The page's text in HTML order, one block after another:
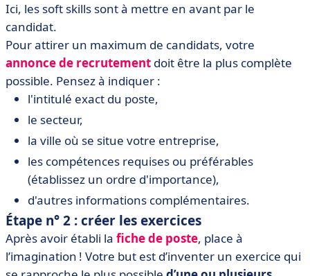
Ici, les soft skills sont à mettre en avant par le
candidat.
Pour attirer un maximum de candidats, votre
annonce de recrutement doit être la plus complète
possible. Pensez à indiquer :
l'intitulé exact du poste,
le secteur,
la ville où se situe votre entreprise,
les compétences requises ou préférables
(établissez un ordre d'importance),
d'autres informations complémentaires.
Étape n° 2 : créer les exercices
Après avoir établi la fiche de poste, place à
l’imagination ! Votre but est d’inventer un exercice qui